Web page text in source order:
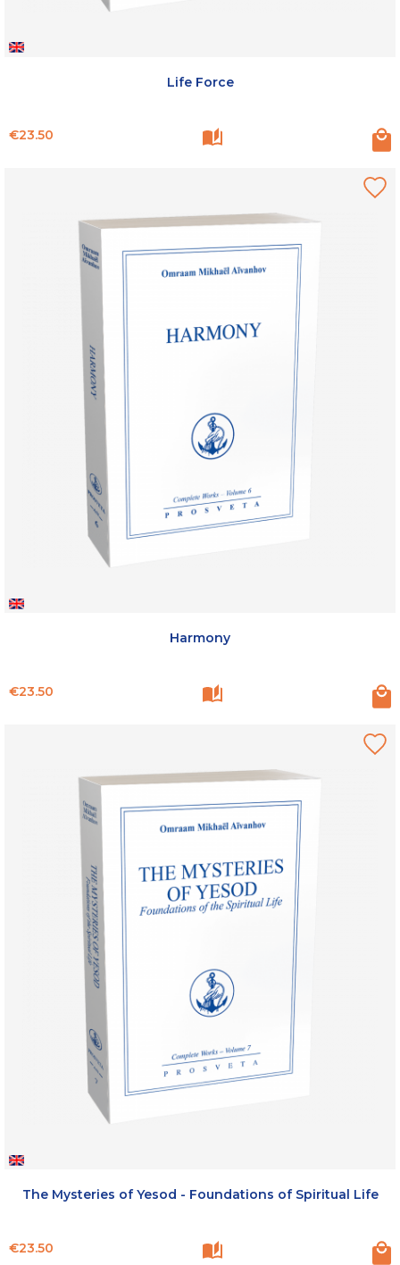
Life Force
Price
€23.50
Harmony
Price
€23.50
The Mysteries of Yesod - Foundations of Spiritual Life
Price
€23.50